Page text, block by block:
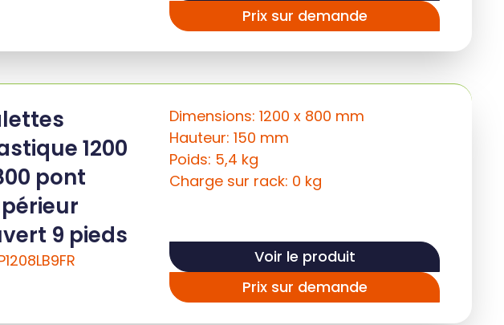
Prix sur demande
1200
pont
9 pieds
Dimensions: 1200 x 800 mm
Hauteur: 150 mm
Poids: 5,4 kg
Charge sur rack: 0 kg
Voir le produit
Prix sur demande